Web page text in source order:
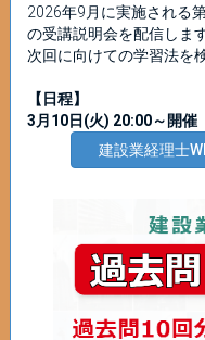
2026年9月に実施される
の受講説明会を配信します
次回に向けての学習法を
【日程】
3月10日(火) 20:00～開催
建設業経理士